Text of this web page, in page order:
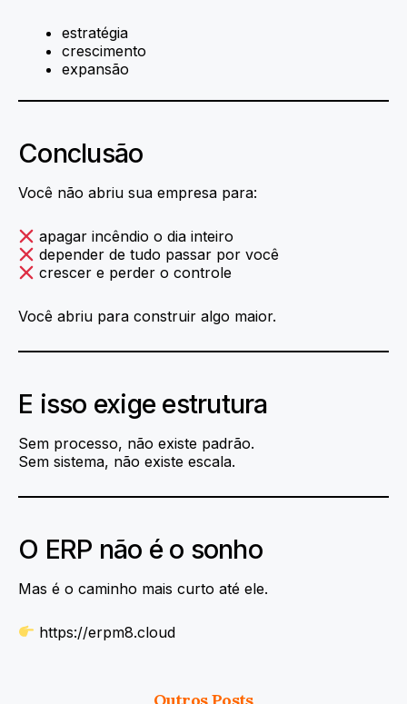
estratégia
crescimento
expansão
Conclusão
Você não abriu sua empresa para:
apagar incêndio o dia inteiro
depender de tudo passar por você
crescer e perder o controle
Você abriu para construir algo maior.
E isso exige estrutura
Sem processo, não existe padrão.
Sem sistema, não existe escala.
O ERP não é o sonho
Mas é o caminho mais curto até ele.
https://erpm8.cloud
Outros Posts